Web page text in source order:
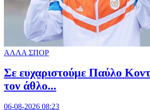
ΑΛΛΑ ΣΠΟΡ
Σε ευχαριστούμε Παύλο
τον άθλο...
06-08-2026 08:23